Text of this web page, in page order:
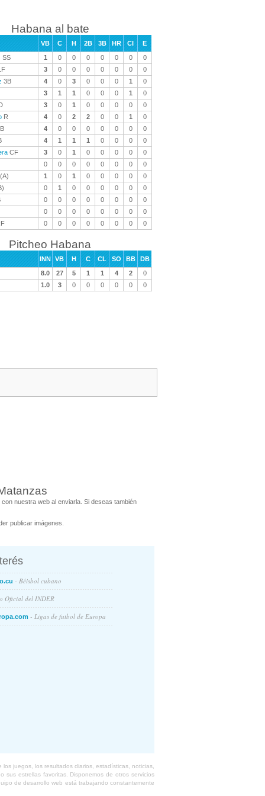
Habana al bate
VB C H 2B 3B HR CI
E
SS 1 0 0 0 0 0 0
0
3 0 0 0 0 0 0
0
3B 4 0 3 0 0 0 1
0
3 1 1 0 0 0 1
0
3 0 1 0 0 0 0
0
R 4 0 2 2 0 0 1
0
4 0 0 0 0 0 0
0
4 1 1 1 0 0 0
0
CF 3 0 1 0 0 0 0
0
0 0 0 0 0 0 0
0
(A) 1 0 1 0 0 0 0
0
0 1 0 0 0 0 0
0
0 0 0 0 0 0 0
0
0 0 0 0 0 0 0
0
0 0 0 0 0 0 0 0
Pitcheo Habana
INN VB H C CL SO BB
DB
8.0 27 5 1 1 4 2
0
1.0 3 0 0 0 0 0 0
nuestra web al enviarla. Si deseas también
publicar imágenes.
- Béisbol cubano
Oficial del INDER
- Ligas de futbol de Europa
juegos, los resultados diarios, estadísticas, noticias,
estrellas favoritas. Disponemos de otros servicios
de desarrollo web está trabajando constantemente